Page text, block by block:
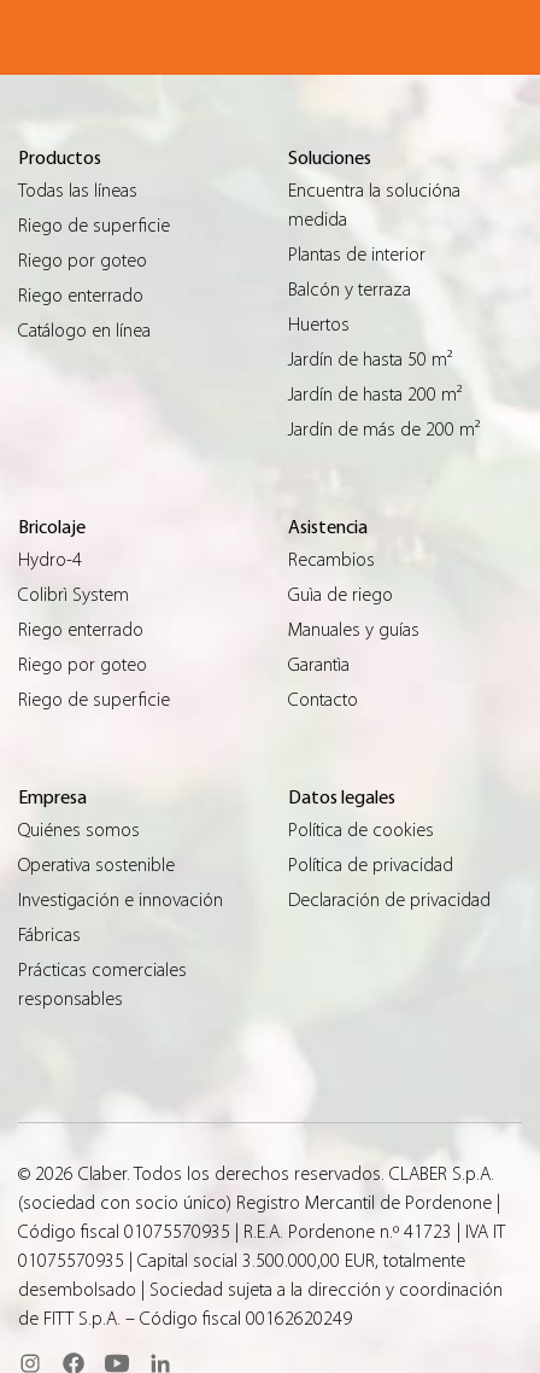
Productos
Todas las líneas
Riego de superficie
Riego por goteo
Riego enterrado
Catálogo en línea
Soluciones
Encuentra la solucióna
medida
Plantas de interior
Balcón y terraza
Huertos
Jardín de hasta 50 m²
Jardín de hasta 200 m²
Jardín de más de 200 m²
Bricolaje
Hydro-4
Colibrì System
Riego enterrado
Riego por goteo
Riego de superficie
Asistencia
Recambios
Guìa de riego
Manuales y guías
Garantìa
Contacto
Empresa
Quiénes somos
Operativa sostenible
Investigación e innovación
Fábricas
Prácticas comerciales
responsables
Datos legales
Política de cookies
Política de privacidad
Declaración de privacidad
© 2026 Claber. Todos los derechos reservados. CLABER S.p.A.
(sociedad con socio único) Registro Mercantil de Pordenone |
Código fiscal 01075570935 | R.E.A. Pordenone n.º 41723 | IVA IT
01075570935 | Capital social 3.500.000,00 EUR, totalmente
desembolsado | Sociedad sujeta a la dirección y coordinación
de FITT S.p.A. – Código fiscal 00162620249